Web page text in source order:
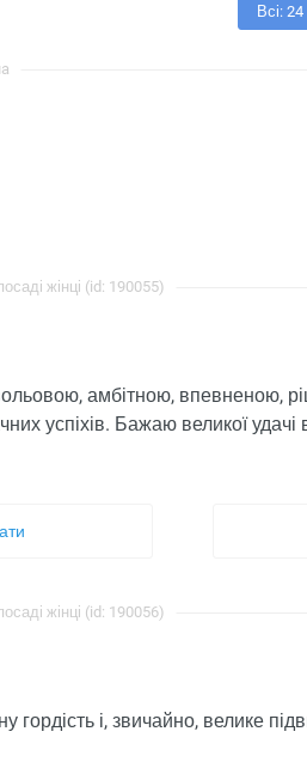
Всі: 24
жінці (id: 190055)
амбітною, впевненою,
успіхів. Бажаю великої удачі
жінці (id: 190056)
і, звичайно, велике